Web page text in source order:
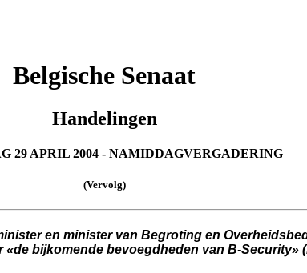
Belgische Senaat
Handelingen
29 APRIL 2004 - NAMIDDAGVERGADERING
(Vervolg)
en minister van Begroting en
bijkomende bevoegdheden van B-Security»